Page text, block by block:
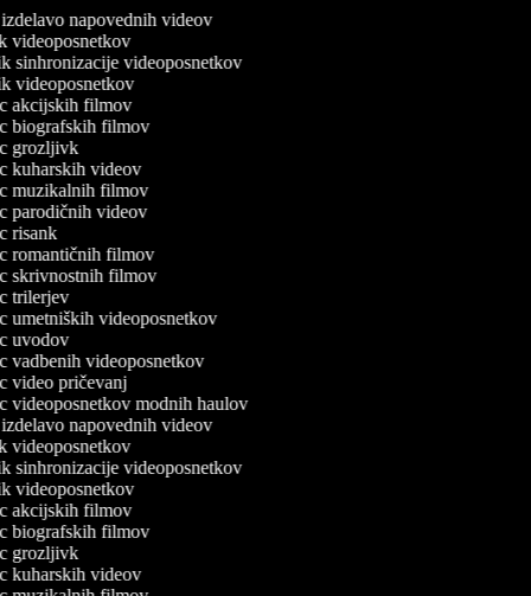
izdelavo napovednih videov
videoposnetkov
sinhronizacije videoposnetkov
videoposnetkov
akcijskih filmov
biografskih filmov
grozljivk
kuharskih videov
muzikalnih filmov
parodičnih videov
risank
romantičnih filmov
skrivnostnih filmov
trilerjev
umetniških videoposnetkov
uvodov
vadbenih videoposnetkov
video pričevanj
videoposnetkov modnih haulov
izdelavo napovednih videov
videoposnetkov
sinhronizacije videoposnetkov
videoposnetkov
akcijskih filmov
biografskih filmov
grozljivk
kuharskih videov